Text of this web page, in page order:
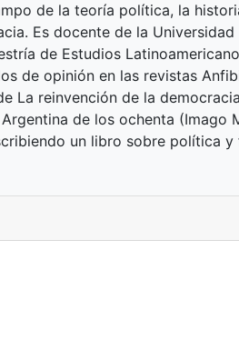
de la teoría política, la
Es docente de la
de Estudios
de opinión en las revistas
La reinvención de la
de los ochenta (Imago
un libro sobre política y